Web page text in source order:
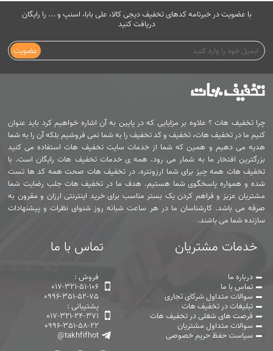
با عضویت در خبرنامه کدهای تخفیف دیجی کالا، علی بابا، اسنپ و ... را رایگان
دریافت کنید
عضویت
چرا تخفیف هات ؟ علاوه بر مزایایی که در پایین به آن اشاره خواهیم کرد باید عنوان
کنیم ما در تخفیف هات، تخفیف و کد تخفیف را به شما نمی فروشیم بلکه آن را به شما
هدیه می دهیم و همین که شما از خدمات سایت تخفیف هات استفاده می کنید
بزرگترین افتخار ما به شمار می رود. همه ی خدمات تخفیف هات رایگان است. با
تخفیف هات همه چیز برای شما ارزونتره. در تخفیف هات صحت همه کد ها تست
شده و همواره پاسخگوی شما هستیم. هدف ما در تخفیف هات جلب رضایت شما
مشتریان عزیز و فراهم کردن یک بستر مناسب برای خرید اینترنتی ارزان و مقرون به
صرفه می باشد. کارشناسان ما در هر ساعت شبانه روز شنوای نظرات و پیشنهادات
سازنده شما می باشند.
خدمات مشتریان
درباره ما
تماس با ما
سوالات متداول شرکای تجاری
تبلیغات در تخفیف هات
فرصت های شغلی در تخفیف هات
سوالات متداول مشتریان
سیاست حفظ حریم خصوصی
تماس با ما
فروش :
017-321-51-106
0996-351-52-75
پشتیبانی :
017-321-24-371
0996-351-58-22
@takhfifhot